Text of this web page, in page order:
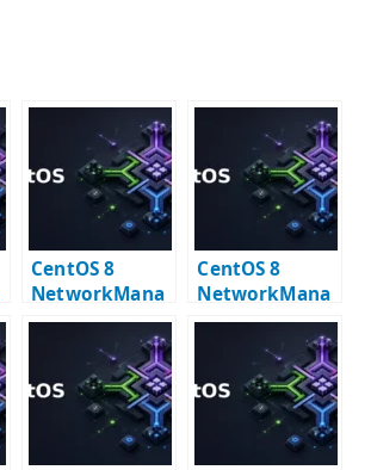
CentOS 8
NetworkMana
ger nmcli
connection
show の読み方
CentOS 8
NetworkMana
ger Bridge 設定
– KVM 向け
bridge の基本